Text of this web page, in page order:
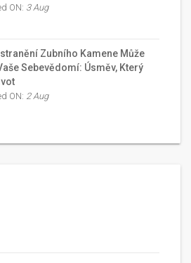
ON: 3 Aug
Zubního Kamene Může
Sebevědomí: Úsměv, Který
ON: 2 Aug